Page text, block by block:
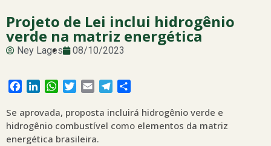
Projeto de Lei inclui hidrogênio
verde na matriz energética
Ney Lages 08/10/2023
Facebook
LinkedInWhatsApp
Twitter
Email Telegram
Se aprovada, proposta incluirá hidrogênio verde e
hidrogênio combustível como elementos da matriz
energética brasileira.